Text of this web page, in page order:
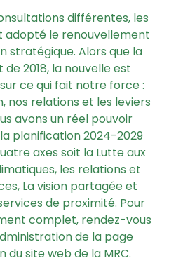
différentes, les
adopté le renouvellement
stratégique. Alors que la
2018, la nouvelle est
ce qui fait notre force :
nos relations et les leviers
avons un réel pouvoir
planification 2024-2029
axes soit la Lutte aux
les relations et
La vision partagée et
de proximité. Pour
complet, rendez-vous
de la page
site web de la MRC.